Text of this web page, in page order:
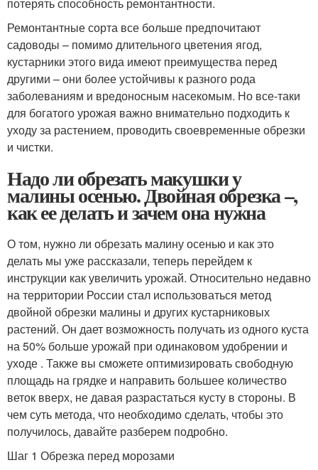
Ремонтантные сорта все больше предпочитают
садоводы – помимо длительного цветения ягод,
кустарники этого вида имеют преимущества перед
другими – они более устойчивы к разного рода
заболеваниям и вредоносным насекомым. Но все-таки
для богатого урожая важно внимательно подходить к
уходу за растением, проводить своевременные обрезки
и чистки.
Надо ли обрезать макушки у
малины осенью. Двойная обрезка –,
как ее делать и зачем она нужна
О том, нужно ли обрезать малину осенью и как это
делать мы уже рассказали, теперь перейдем к
инструкции как увеличить урожай. Относительно недавно
на территории России стал использоваться метод
двойной обрезки малины и других кустарниковых
растений. Он дает возможность получать из одного куста
на 50% больше урожай при одинаковом удобрении и
уходе . Также вы сможете оптимизировать свободную
площадь на грядке и направить большее количество
веток вверх, не давая разрастаться кусту в стороны. В
чем суть метода, что необходимо сделать, чтобы это
получилось, давайте разберем подробно.
Шаг 1 Обрезка перед морозами